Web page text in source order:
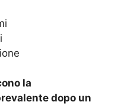
la
dopo un